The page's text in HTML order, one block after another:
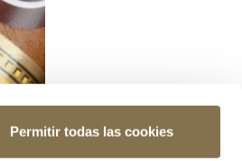
Permitir todas las cookies